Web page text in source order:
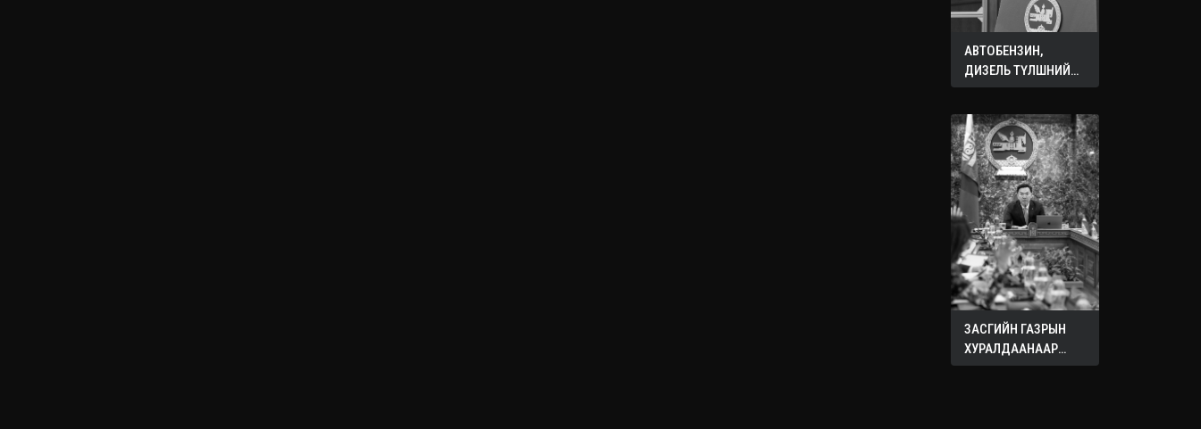
АВТОБЕНЗИН,
ДИЗЕЛЬ ТҮЛШНИЙ
ОНЦГОЙ АЛБАН
ЗАСГИЙН ГАЗРЫН
ХУРАЛДААНААР
ХЭЛЭЛЦЭЖ БУЙ